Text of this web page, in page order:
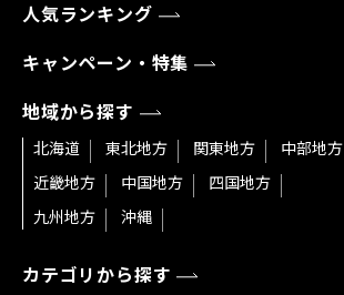
人気ランキング
キャンペーン・特集
地域から探す
北海道 東北地方 関東地方
中部地方
近畿地方
中国地方
四国地方
九州地方
沖縄
カテゴリから探す